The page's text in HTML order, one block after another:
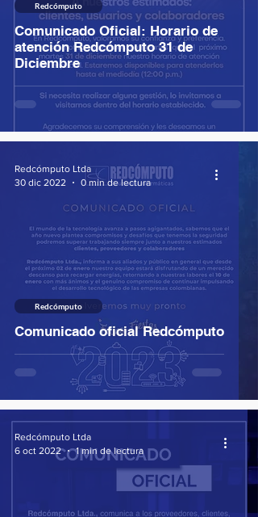
Comunicado Oficial: Horario de
atención Redcómputo 31 de
Diciembre
Redcómputo
Comunicado oficial Redcómputo
Redcómputo
Redcómputo Ltda
30 dic 2022
0 min de lectura
Redcómputo Ltda
6 oct 2022
1 min de lectura